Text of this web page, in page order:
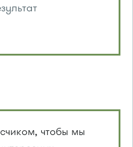
чтобы мы